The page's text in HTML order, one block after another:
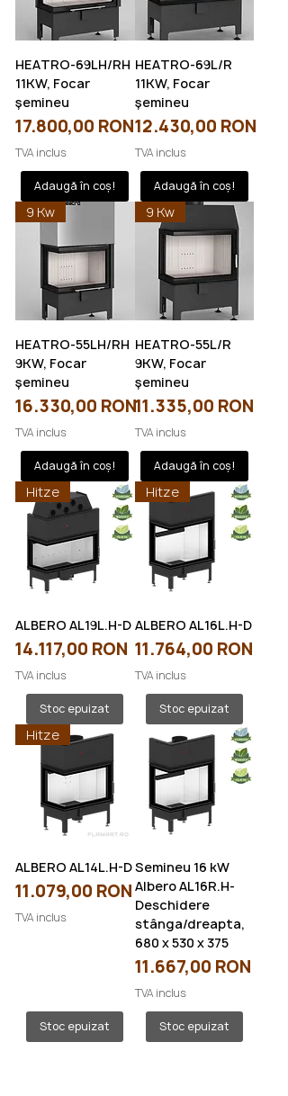
HEATRO-69LH/RH
11KW, Focar
șemineu
Preț
17.800,00 RON
TVA inclus
Adaugă în coș!
HEATRO-69L/R
11KW, Focar
șemineu
Preț
12.430,00 RON
TVA inclus
Adaugă în coș!
9 Kw
HEATRO-55LH/RH
9KW, Focar
șemineu
Preț
16.330,00 RON
TVA inclus
Adaugă în coș!
9 Kw
HEATRO-55L/R
9KW, Focar
șemineu
Preț
11.335,00 RON
TVA inclus
Adaugă în coș!
Hitze
ALBERO AL19L.H-D
Preț
14.117,00 RON
TVA inclus
Stoc epuizat
Hitze
ALBERO AL16L.H-D
Preț
11.764,00 RON
TVA inclus
Stoc epuizat
Hitze
ALBERO AL14L.H-D
Preț
11.079,00 RON
TVA inclus
Stoc epuizat
Semineu 16 kW
Albero AL16R.H-
Deschidere
stânga/dreapta,
680 x 530 x 375
Preț
11.667,00 RON
TVA inclus
Stoc epuizat